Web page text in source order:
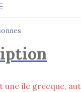
une île grecque,